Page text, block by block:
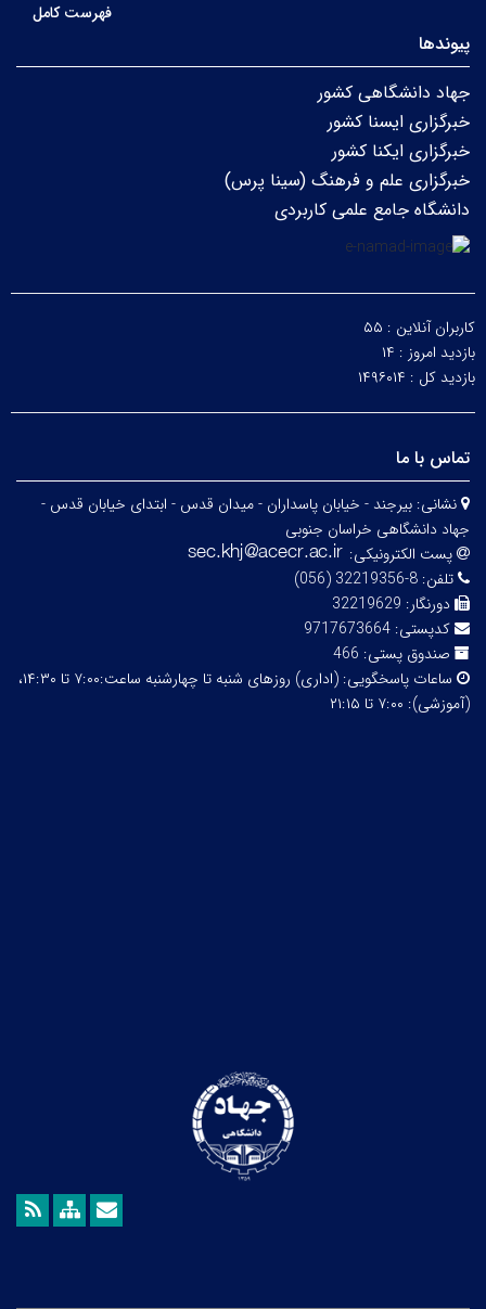
فهرست کامل
پیوندها
جهاد دانشگاهی کشور
خبرگزاری ایسنا کشور
خبرگزاری ایکنا کشور
خبرگزاری علم و فرهنگ (سینا پرس)
دانشگاه جامع علمی کاربردی
کاربران آنلاین : ۵۵
بازدید امروز : ۱۴
بازدید کل : ۱۴۹۶۰۱۴
تماس با ما
نشانی: بیرجند - خیابان پاسداران - میدان قدس - ابتدای خیابان قدس -
جهاد دانشگاهی خراسان جنوبی
پست الکترونیکی:
تلفن: 8-32219356 (056)
دورنگار: 32219629
کدپستی: 9717673664
صندوق پستی: 466
ساعات پاسخگویی:
(اداری) روزهای شنبه تا چهارشنبه ساعت:۷:۰۰ تا ۱۴:۳۰،
(آموزشی): ۷:۰۰ تا ۲۱:۱۵